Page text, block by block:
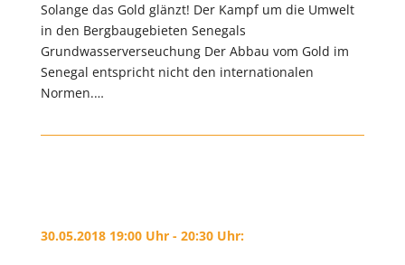
Solange das Gold glänzt! Der Kampf um die Umwelt
in den Bergbaugebieten Senegals
Grundwasserverseuchung Der Abbau vom Gold im
Senegal entspricht nicht den internationalen
Normen.…
30.05.2018 19:00 Uhr - 20:30 Uhr: